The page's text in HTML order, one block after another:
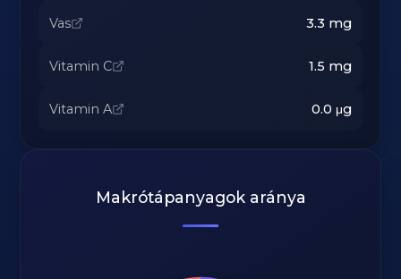
Vas 3.3 mg
Vitamin C 1.5 mg
Vitamin A 0.0 μg
Makrótápanyagok aránya